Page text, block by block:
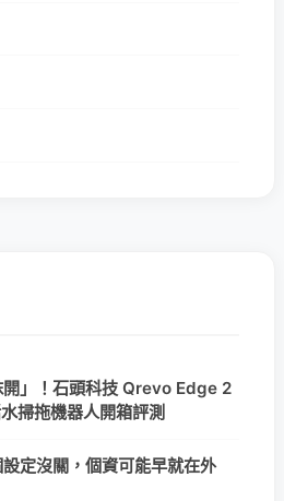
」！石頭科技 Qrevo Edge 2
掃拖機器人開箱評測
定沒關，個資可能早就在外